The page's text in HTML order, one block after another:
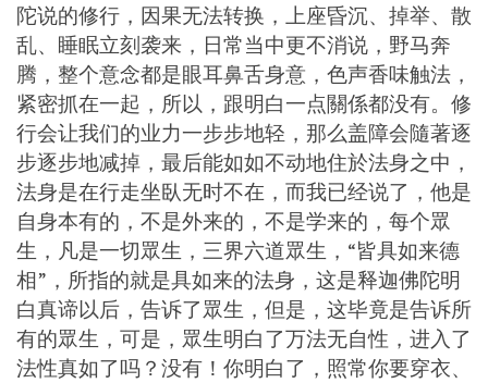
陀说的修行，因果无法转换，上座昏沉、掉举、散
乱、睡眠立刻袭来，日常当中更不消说，野马奔
腾，整个意念都是眼耳鼻舌身意，色声香味触法，
紧密抓在一起，所以，跟明白一点關係都没有。修
行会让我们的业力一步步地轻，那么盖障会隨著逐
步逐步地减掉，最后能如如不动地住於法身之中，
法身是在行走坐臥无时不在，而我已经说了，他是
自身本有的，不是外来的，不是学来的，每个眾
生，凡是一切眾生，三界六道眾生，“皆具如来德
相”，所指的就是具如来的法身，这是释迦佛陀明
白真谛以后，告诉了眾生，但是，这毕竟是告诉所
有的眾生，可是，眾生明白了万法无自性，进入了
法性真如了吗？没有！你明白了，照常你要穿衣、